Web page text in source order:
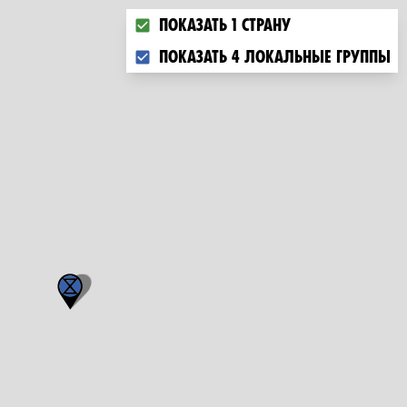
Choose what you want to display on
Показать 1 страну
Показать 4 локальные группы